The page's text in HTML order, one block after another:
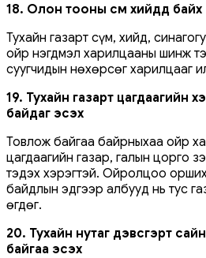
18. Олон тооны сүм хийдүүд байх
Тухайн газарт сүм, хийд,
ойр нэгдмэл харилцааны шинж
суугчидын нөхөрсөг харилцааг
19. Тухайн газарт цагдаагийн
байдаг эсэх
Товлож байгаа байрныхаа ойр
цагдаагийн газар, галын цорго
тэдэх хэрэгтэй. Ойролцоо
байдлын эдгээр албууд нь тус
өгдөг.
20. Тухайн нутаг дэвсгэрт
байгаа эсэх